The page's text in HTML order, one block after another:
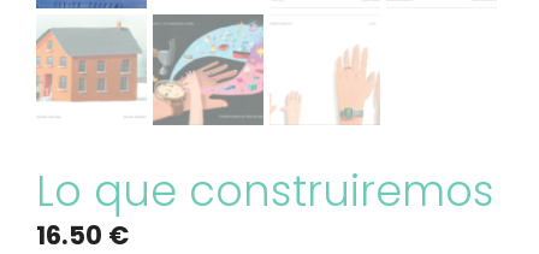
Lo que construiremos
16.50 €